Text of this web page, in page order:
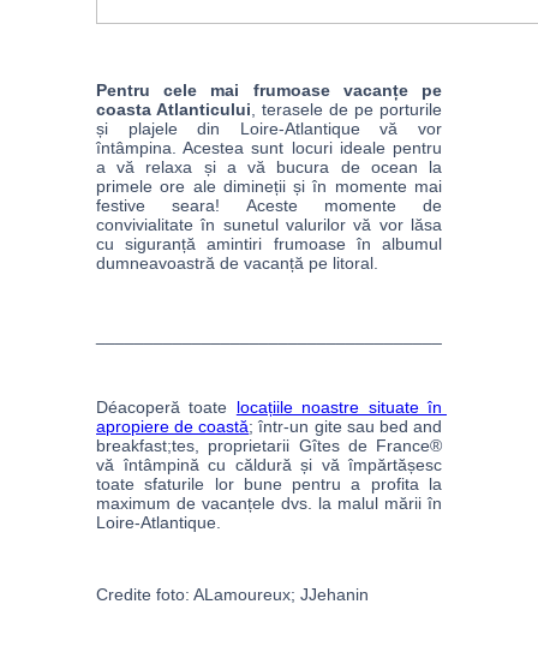
Pentru cele mai frumoase vacanțe pe
coasta Atlanticului, terasele de pe porturile
și plajele din Loire-Atlantique vă vor
întâmpina. Acestea sunt locuri ideale pentru
a vă relaxa și a vă bucura de ocean la
primele ore ale dimineții și în momente mai
festive seara! Aceste momente de
convivialitate în sunetul valurilor vă vor lăsa
cu siguranță amintiri frumoase în albumul
dumneavoastră de vacanță pe litoral.
Déacoperă toate locațiile noastre situate în
apropiere de coastă; într-un gite sau bed and
breakfast;tes, proprietarii Gîtes de France®
vă întâmpină cu căldură și vă împărtășesc
toate sfaturile lor bune pentru a profita la
maximum de vacanțele dvs. la malul mării în
Loire-Atlantique.
Credite foto: ALamoureux; JJehanin